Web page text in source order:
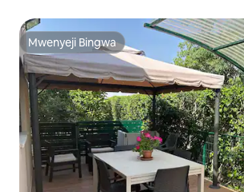
Mwenyeji Bingwa
Mwenyeji Bingwa